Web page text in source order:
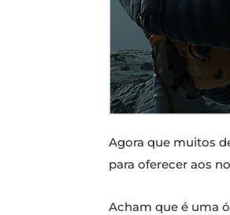
Agora que muitos
para oferecer aos
Acham que é uma